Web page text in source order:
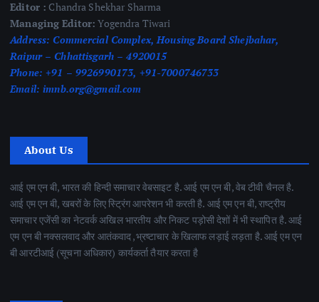
Editor : Chandra Shekhar Sharma
Managing Editor: Yogendra Tiwari
Address: Commercial Complex, Housing Board Shejbahar,
Raipur – Chhattisgarh – 4920015
Phone: +91 – 9926990173, +91-7000746733
Email: imnb.org@gmail.com
About Us
आई एम एन बी, भारत की हिन्दी समाचार वेबसाइट है. आई एम एन बी, वेब टीवी चैनल है.
आई एम एन बी, खबरों के लिए स्ट्रिंग आपरेशन भी करती है. आई एम एन बी, राष्ट्रीय
समाचार एजेंसी का नेटवर्क अखिल भारतीय और निकट पड़ोसी देशों में भी स्थापित है. आई
एम एन बी नक्सलवाद और आतंकवाद ,भ्रष्टाचार के खिलाफ लड़ाई लड़ता है. आई एम एन
बी आरटीआई (सूचना अधिकार) कार्यकर्ता तैयार करता है